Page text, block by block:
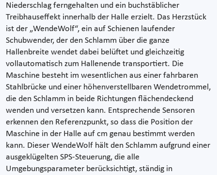
Niederschlag ferngehalten und ein buchstäblicher
Treibhauseffekt innerhalb der Halle erzielt. Das Herzstück
ist der „WendeWolf“, ein auf Schienen laufender
Schubwender, der den Schlamm über die ganze
Hallenbreite wendet dabei belüftet und gleichzeitig
vollautomatisch zum Hallenende transportiert. Die
Maschine besteht im wesentlichen aus einer fahrbaren
Stahlbrücke und einer höhenverstellbaren Wendetrommel,
die den Schlamm in beide Richtungen flächendeckend
wenden und versetzen kann. Entsprechende Sensoren
erkennen den Referenzpunkt, so dass die Position der
Maschine in der Halle auf cm genau bestimmt werden
kann. Dieser WendeWolf hält den Schlamm aufgrund einer
ausgeklügelten SPS-Steuerung, die alle
Umgebungsparameter berücksichtigt, ständig in